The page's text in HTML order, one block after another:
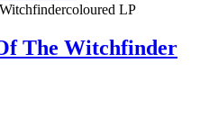
The Witchfinder